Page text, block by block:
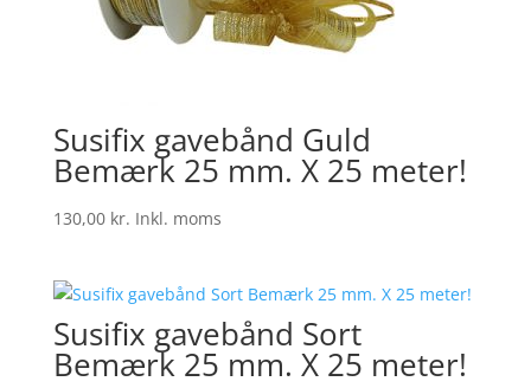
Susifix gavebånd Guld
Bemærk 25 mm. X 25 meter!
130,00 kr. Inkl. moms
Susifix gavebånd Sort
Bemærk 25 mm. X 25 meter!